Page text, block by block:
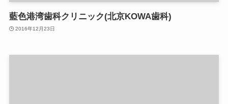
藍色港湾歯科クリニック(北京KOWA歯科)
2016年12月23日